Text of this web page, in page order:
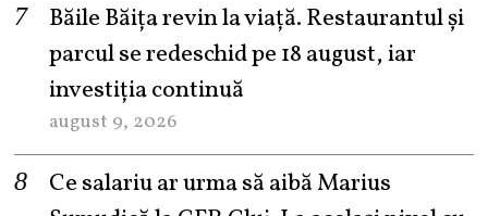
Băile Băița revin la viață. Restaurantul și
parcul se redeschid pe 18 august, iar
investiția continuă
august 9, 2026
Ce salariu ar urma să aibă Marius